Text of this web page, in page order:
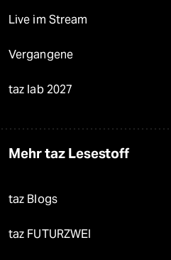
Live im Stream
Vergangene
taz lab 2027
Mehr taz Lesestoff
taz Blogs
taz FUTURZWEI